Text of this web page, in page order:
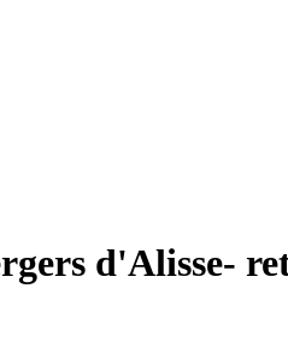
d'Alisse-